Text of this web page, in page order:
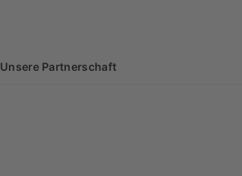
Unsere Partnerschaft